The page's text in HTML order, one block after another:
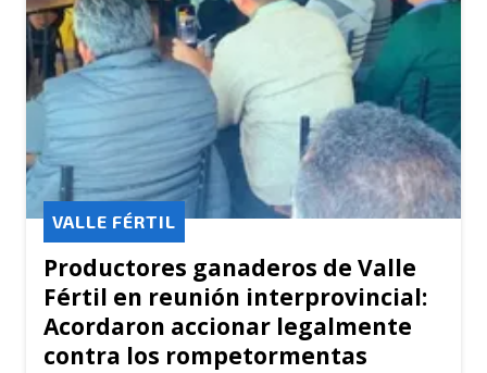
Productores ganaderos de Valle
Fértil en reunión interprovincial:
Acordaron accionar legalmente
contra los rompetormentas
VALLE FÉRTIL